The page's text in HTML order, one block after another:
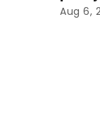
Aug 6,